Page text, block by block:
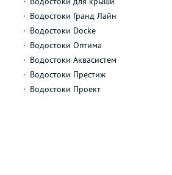
Водостоки Гранд Лайн
Водостоки Docke
Водостоки Оптима
Водостоки Аквасистем
Водостоки Престиж
Водостоки Проект